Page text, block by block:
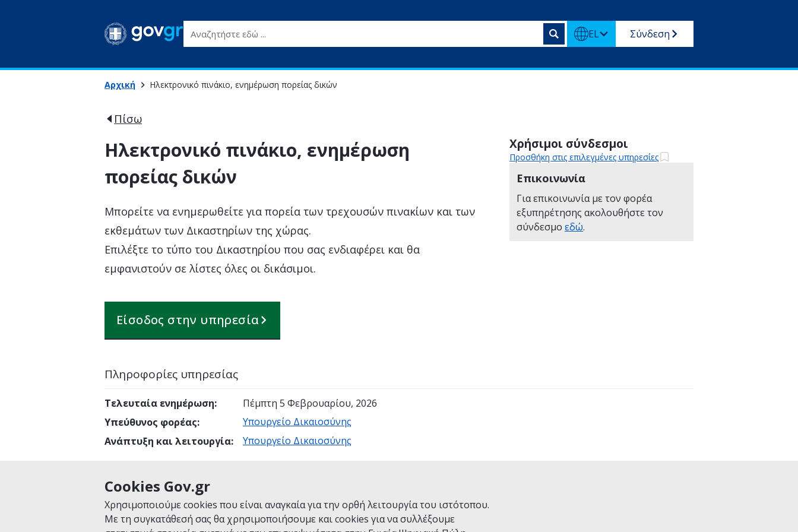
Cookies Gov.gr
Χρησιμοποιούμε cookies που είναι αναγκαία για την ορθή λειτουργία του ιστότοπου.
Με τη συγκατάθεσή σας θα χρησιμοποιήσουμε και cookies για να συλλέξουμε
Αναζητήστε εδώ ... EL Σύνδεση
Αρχική Ηλεκτρονικό πινάκιο, ενημέρωση πορείας δικών
Πίσω
Ηλεκτρονικό πινάκιο, ενημέρωση
πορείας δικών
Μπορείτε να ενημερωθείτε για πορεία των τρεχουσών πινακίων και των
εκθεμάτων των Δικαστηρίων της χώρας.
Επιλέξτε το τύπο του Δικαστηρίου που σας ενδιαφέρει και θα
εμφανιστούν σε λίστες όλες οι δικάσιμοι.
Είσοδος στην υπηρεσία
Χρήσιμοι σύνδεσμοι
Προσθήκη στις επιλεγμένες υπηρεσίες
Επικοινωνία
Για επικοινωνία με τον φορέα
εξυπηρέτησης ακολουθήστε τον
σύνδεσμο εδώ.
Πληροφορίες υπηρεσίας
Τελευταία ενημέρωση:
Πέμπτη 5 Φεβρουαρίου, 2026
Υπεύθυνος φορέας:
Υπουργείο Δικαιοσύνης
Ανάπτυξη και λειτουργία: Υπουργείο Δικαιοσύνης
Είναι χρήσιμη αυτή η σελίδα;